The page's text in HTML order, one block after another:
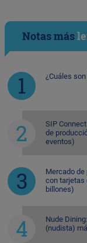
Notas más
¿Cuáles
SIP
de
eventos)
Mercado
con tarjetas
billones)
Nude
(nudista)